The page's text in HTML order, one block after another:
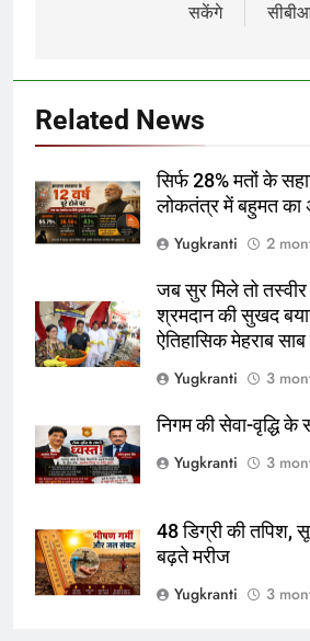
सकेंगे
Related News
सिर्फ 28% मतों के
लोकतंत्र में बहुमत का
Yugkranti
2
जब सुर मिले तो
श्रमदान की सुखद
ऐतिहासिक मेहराब
Yugkranti
3
निगम की सेवा-वृद्धि के
Yugkranti
3
48 डिग्री की
बढ़ते मरीज
Yugkranti
3